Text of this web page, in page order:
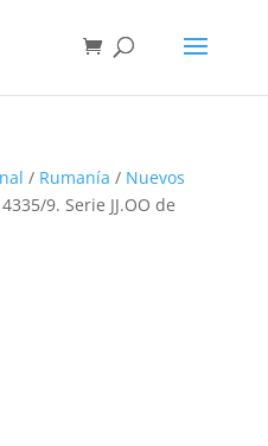
/ Rumanía / Nuevos
9. Serie JJ.OO de